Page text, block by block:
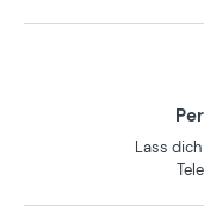
Lass